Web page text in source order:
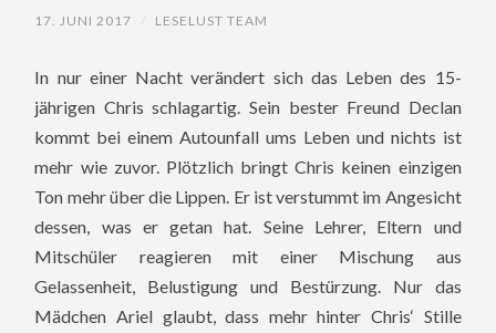
17. JUNI 2017 LESELUST TEAM
In nur einer Nacht verändert sich das Leben des 15-
jährigen Chris schlagartig. Sein bester Freund Declan
kommt bei einem Autounfall ums Leben und nichts ist
mehr wie zuvor. Plötzlich bringt Chris keinen einzigen
Ton mehr über die Lippen. Er ist verstummt im Angesicht
dessen, was er getan hat. Seine Lehrer, Eltern und
Mitschüler reagieren mit einer Mischung aus
Gelassenheit, Belustigung und Bestürzung. Nur das
Mädchen Ariel glaubt, dass mehr hinter Chris‘ Stille